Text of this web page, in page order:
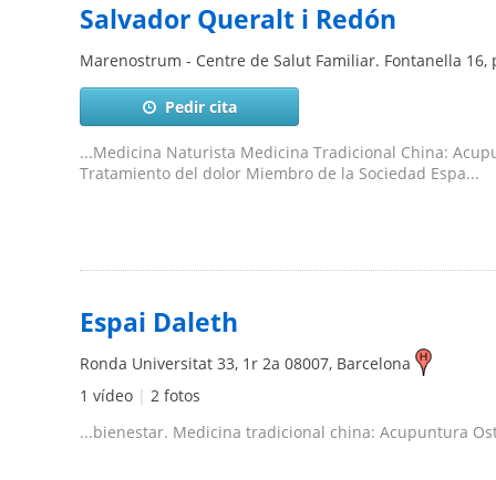
Salvador Queralt i Redón
Marenostrum - Centre de Salut Familiar. Fontanella 16,
Pedir cita
...Medicina Naturista Medicina Tradicional China:
Tratamiento del dolor Miembro de la Sociedad Espa...
Espai Daleth
Ronda Universitat 33, 1r 2a 08007, Barcelona
1 vídeo | 2 fotos
...bienestar. Medicina tradicional china: Acupuntura